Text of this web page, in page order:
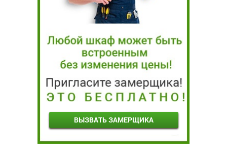
ВЫЗВАТЬ ЗАМЕРЩИКА